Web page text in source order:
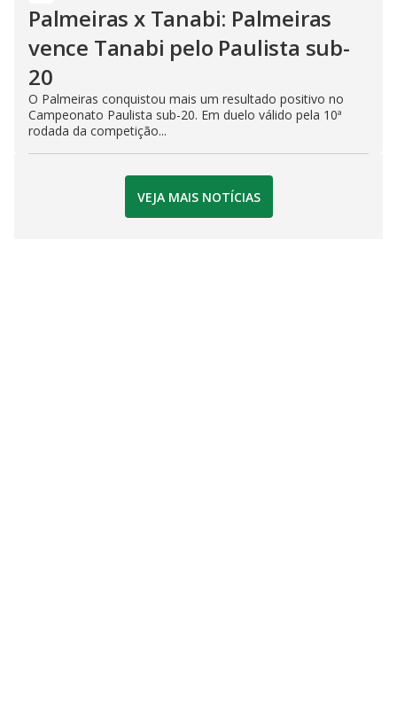
Palmeiras x Tanabi: Palmeiras
vence Tanabi pelo Paulista sub-
20
O Palmeiras conquistou mais um resultado positivo no
Campeonato Paulista sub-20. Em duelo válido pela 10ª
rodada da competição...
VEJA MAIS NOTÍCIAS